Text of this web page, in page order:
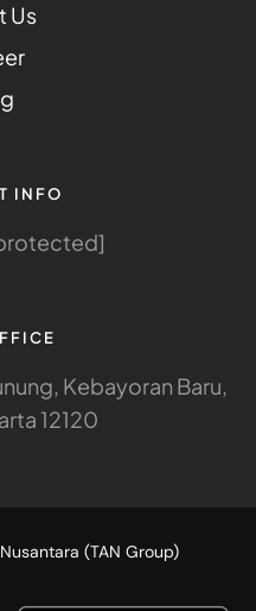
Us
INFO
Kebayoran Baru,
12120
(TAN Group)